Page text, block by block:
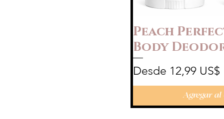
Peach
Body
Desde 12,99 US$
Precio de oferta
Agregar